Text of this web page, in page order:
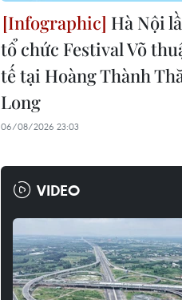
Hà Nội
tổ chức Festival Võ
tế tại Hoàng Thành
Long
06/08/2026 23:03
VIDEO